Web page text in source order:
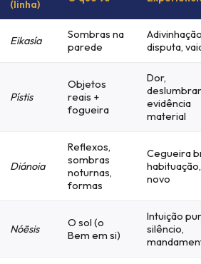
(linha)
Eikasía
Sombras na
parede
disputa,
Pístis
Objetos
reais +
fogueira
Dor,
evidência
material
Diánoia
Reflexos,
sombras
noturnas,
formas
Cegueira
novo
Nóēsis
O sol (o
Bem em si)
Intuição
silêncio,